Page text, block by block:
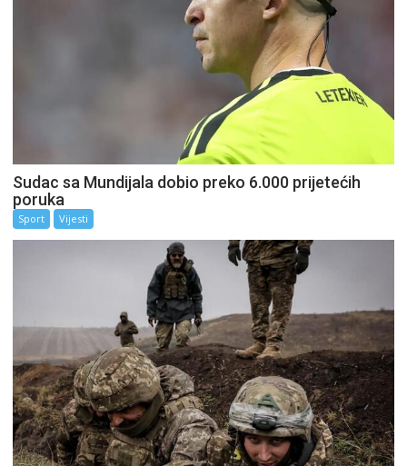
Sudac sa Mundijala dobio preko 6.000 prijetećih
poruka
Sport Vijesti